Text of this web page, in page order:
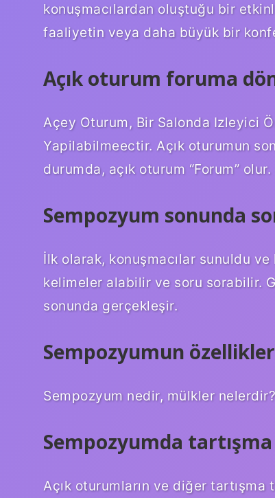
konuşmacılardan oluştuğu bir
faaliyetin veya daha büyük bir
Açık oturum foruma
Açey Oturum, Bir Salonda Izleyici
Yapilabilmeectir. Açık oturumun
durumda, açık oturum “Forum” olur.
Sempozyum sonunda
İlk olarak, konuşmacılar sunuldu
kelimeler alabilir ve soru sorabilir.
sonunda gerçekleşir.
Sempozyumun
Sempozyum nedir, mülkler nelerdir?
Sempozyumda
Açık oturumların ve diğer